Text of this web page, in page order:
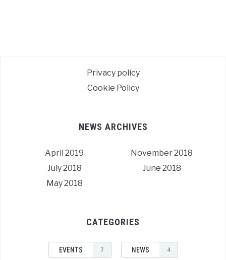
Privacy policy
Cookie Policy
NEWS ARCHIVES
April 2019
November 2018
July 2018
June 2018
May 2018
CATEGORIES
EVENTS 7 NEWS 4